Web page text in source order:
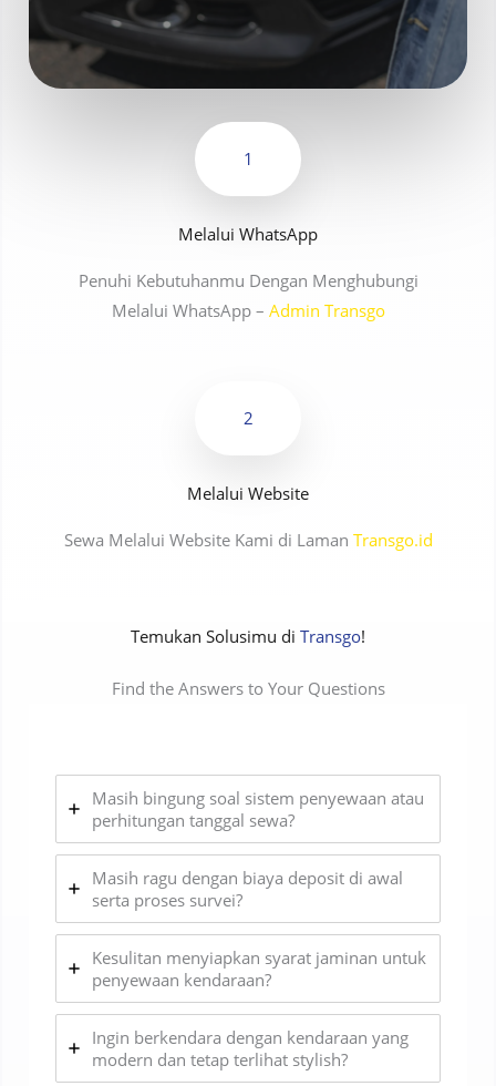
1
Melalui WhatsApp
Penuhi Kebutuhanmu Dengan Menghubungi
Melalui WhatsApp – Admin Transgo
2
Melalui Website
Sewa Melalui Website Kami di Laman Transgo.id
Temukan Solusimu di Transgo!
Find the Answers to Your Questions
Masih bingung soal sistem penyewaan atau
perhitungan tanggal sewa?
Masih ragu dengan biaya deposit di awal
serta proses survei?
Kesulitan menyiapkan syarat jaminan untuk
penyewaan kendaraan?
Ingin berkendara dengan kendaraan yang
modern dan tetap terlihat stylish?